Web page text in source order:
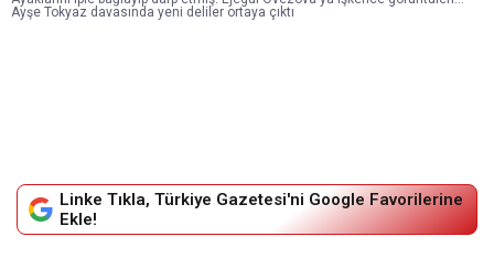
Ayşe Tokyaz davasında yeni deliler ortaya çıktı
Linke Tıkla, Türkiye Gazetesi'ni Google Favorilerine
Ekle!